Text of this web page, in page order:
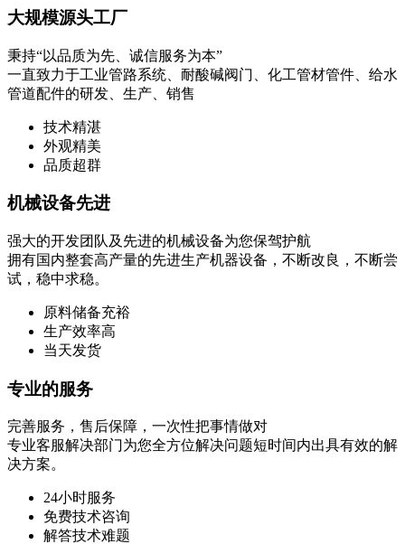
大规模源头工厂
秉持“以品质为先、诚信服务为本”
一直致力于工业管路系统、耐酸碱阀门、化工管材管件、给水
管道配件的研发、生产、销售
技术精湛
外观精美
品质超群
机械设备先进
强大的开发团队及先进的机械设备为您保驾护航
拥有国内整套高产量的先进生产机器设备，不断改良，不断尝
试，稳中求稳。
原料储备充裕
生产效率高
当天发货
专业的服务
完善服务，售后保障，一次性把事情做对
专业客服解决部门为您全方位解决问题短时间内出具有效的解
决方案。
24小时服务
免费技术咨询
解答技术难题